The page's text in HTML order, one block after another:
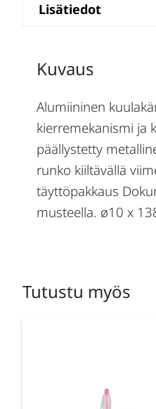
Lisätiedot
Kuvaus
Alumiininen
kierremekanismi ja
päällystetty
runko kiiltävällä
täyttöpakkaus
musteella. ø10 x
Tutustu myös